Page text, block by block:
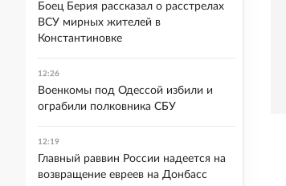
Боец Берия рассказал о расстрелах
ВСУ мирных жителей в
Константиновке
12:26
Военкомы под Одессой избили и
ограбили полковника СБУ
12:19
Главный раввин России надеется на
возвращение евреев на Донбасс